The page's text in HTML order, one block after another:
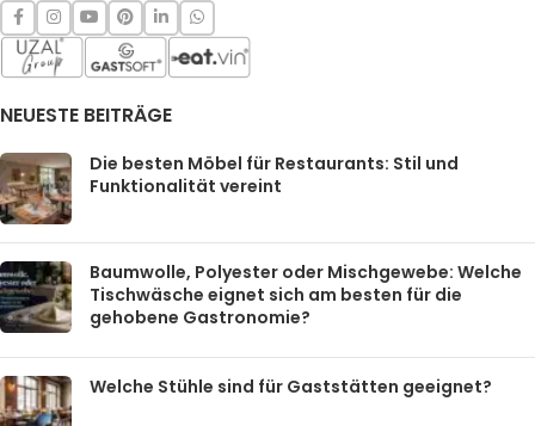
NEUESTE BEITRÄGE
Die besten Möbel für Restaurants: Stil und
Funktionalität vereint
Baumwolle, Polyester oder Mischgewebe: Welche
Tischwäsche eignet sich am besten für die
gehobene Gastronomie?
Welche Stühle sind für Gaststätten geeignet?